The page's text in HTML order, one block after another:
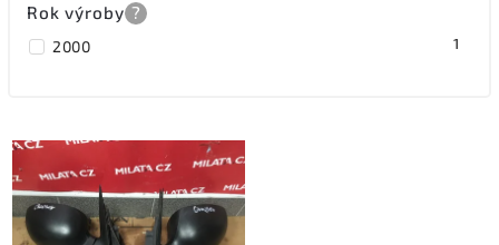
Rok výroby ?
2000 1